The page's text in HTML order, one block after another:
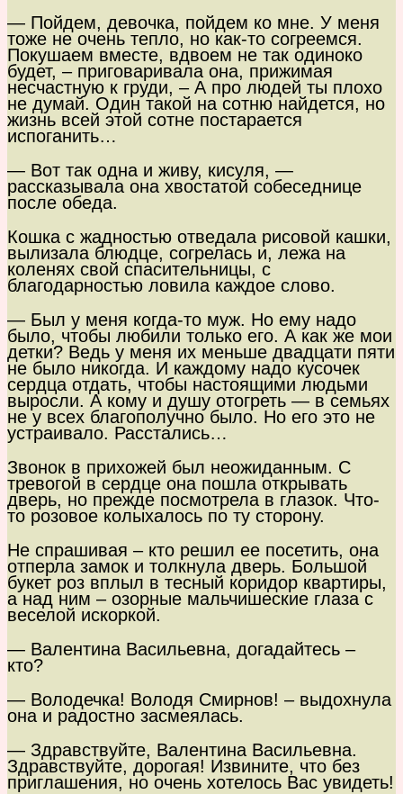
— Пойдем, девочка, пойдем ко мне. У меня
тоже не очень тепло, но как-то согреемся.
Покушаем вместе, вдвоем не так одиноко
будет, – приговаривала она, прижимая
несчастную к груди, – А про людей ты плохо
не думай. Один такой на сотню найдется, но
жизнь всей этой сотне постарается
испоганить…
— Вот так одна и живу, кисуля, —
рассказывала она хвостатой собеседнице
после обеда.
Кошка с жадностью отведала рисовой кашки,
вылизала блюдце, согрелась и, лежа на
коленях свой спасительницы, с
благодарностью ловила каждое слово.
— Был у меня когда-то муж. Но ему надо
было, чтобы любили только его. А как же мои
детки? Ведь у меня их меньше двадцати пяти
не было никогда. И каждому надо кусочек
сердца отдать, чтобы настоящими людьми
выросли. А кому и душу отогреть — в семьях
не у всех благополучно было. Но его это не
устраивало. Расстались…
Звонок в прихожей был неожиданным. С
тревогой в сердце она пошла открывать
дверь, но прежде посмотрела в глазок. Что-
то розовое колыхалось по ту сторону.
Не спрашивая – кто решил ее посетить, она
отперла замок и толкнула дверь. Большой
букет роз вплыл в тесный коридор квартиры,
а над ним – озорные мальчишеские глаза с
веселой искоркой.
— Валентина Васильевна, догадайтесь –
кто?
— Володечка! Володя Смирнов! – выдохнула
она и радостно засмеялась.
— Здравствуйте, Валентина Васильевна.
Здравствуйте, дорогая! Извините, что без
приглашения, но очень хотелось Вас увидеть!